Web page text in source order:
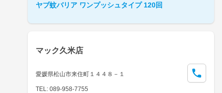
ヤブ蚊バリア ワンプッシュタイプ 120回
マック久米店
愛媛県松山市来住町１４４８－１
TEL: 089-958-7755